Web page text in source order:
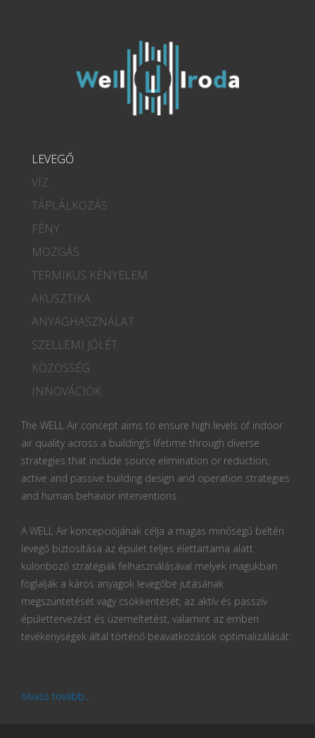
LEVEGŐ
VÍZ
TÁPLÁLKOZÁS
FÉNY
MOZGÁS
TERMIKUS KÉNYELEM
AKUSZTIKA
ANYAGHASZNÁLAT
SZELLEMI JÓLÉT
KÖZÖSSÉG
INNOVÁCIÓK
The WELL Air concept aims to ensure high levels of indoor
air quality across a building’s lifetime through diverse
strategies that include source elimination or reduction,
active and passive building design and operation strategies
and human behavior interventions.
A WELL Air koncepciójának célja a magas minőségű beltéri
levegő biztosítása az épület teljes élettartama alatt
különböző stratégiák felhasználásával melyek magukban
foglalják a káros anyagok levegőbe jutásának
megszüntetését vagy csökkentését, az aktív és passzív
épülettervezést és üzemeltetést, valamint az emberi
tevékenységek által történő beavatkozások optimalizálását.
olvass tovább...